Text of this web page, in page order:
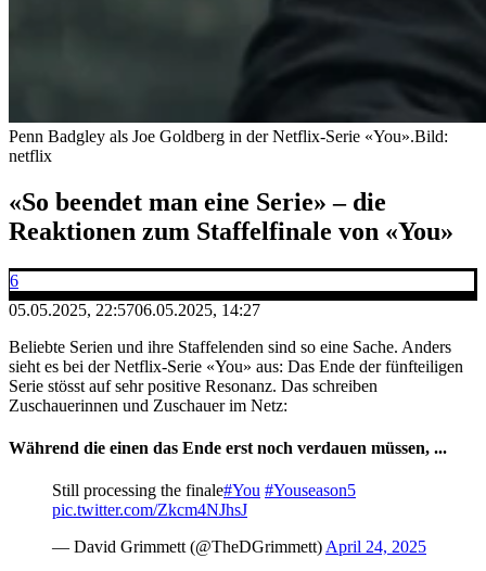
Penn Badgley als Joe Goldberg in der Netflix-Serie «You».Bild:
netflix
«So beendet man eine Serie» – die
Reaktionen zum Staffelfinale von «You»
6
05.05.2025, 22:5706.05.2025, 14:27
Beliebte Serien und ihre Staffelenden sind so eine Sache. Anders
sieht es bei der Netflix-Serie «You» aus: Das Ende der fünfteiligen
Serie stösst auf sehr positive Resonanz. Das schreiben
Zuschauerinnen und Zuschauer im Netz:
Während die einen das Ende erst noch verdauen müssen, ...
Still processing the finale#You #Youseason5
pic.twitter.com/Zkcm4NJhsJ
— David Grimmett (@TheDGrimmett) April 24, 2025